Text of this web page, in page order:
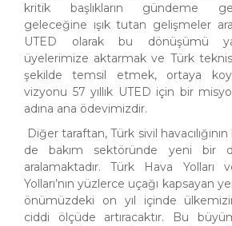
kritik başlıkların gündeme
geleceğine ışık tutan gelişmeler
UTED olarak bu dönüşümü
üyelerimize aktarmak ve Türk
şekilde temsil etmek, ortaya
vizyonu 57 yıllık UTED için bir
adına ana ödevimizdir.
Diğer taraftan, Türk sivil
de bakım sektöründe yeni bir
aralamaktadır. Türk Hava Yolları
Yolları’nın yüzlerce uçağı kapsayan
önümüzdeki on yıl içinde
ciddi ölçüde artıracaktır. Bu